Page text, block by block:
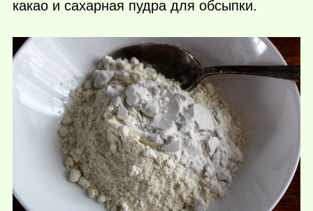
какао и сахарная пудра для обсыпки.